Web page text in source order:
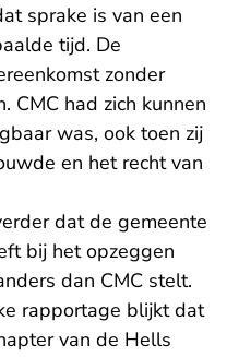
sprake is van een
tijd. De
zonder
CMC had zich kunnen
was, ook toen zij
en het recht van
dat de gemeente
bij het opzeggen
dan CMC stelt.
rapportage blijkt dat
van de Hells